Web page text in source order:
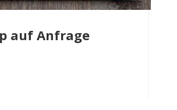
auf Anfrage